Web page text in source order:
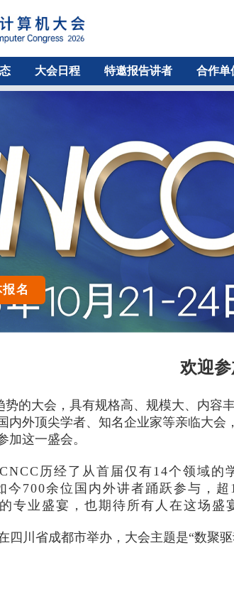
大会日程 特邀报告讲者 合作单
报名
欢迎参
势的大会，具有规格高、规模大、内
内外顶尖学者、知名企业家等亲临大
加这一盛会。
历经了从首届仅有14个领域
今700余位国内外讲者踊跃参与，
专业盛宴，也期待所有人在这场
四川省成都市举办，大会主题是“数聚